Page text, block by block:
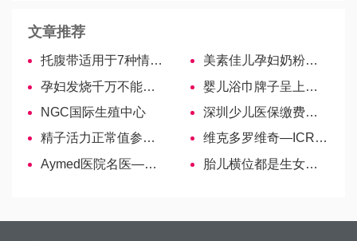
文章推荐
托腹带适用于7种情况，中招的孕妇别认为没必要买
美素佳儿孕妇奶粉介绍，不同版本的各有不同！
孕妇发烧千万不能通过捂汗解决，教你4个步骤简单退烧
婴儿浴巾牌子呈上，排名好坏一看便知！
NGC国际生殖中心
深圳少儿医保缴费查询方法大全，轻松掌握账户明细
精子活力正常值参考标准出炉，过高过低危害都不可小觑
维克多罗维奇—ICRM医院经验最丰富的妇产医生
Aymed医院名医—格拉西莫维奇·纳德日达
胎儿横位都是生女孩？并不可靠，男孩几率仍然高！